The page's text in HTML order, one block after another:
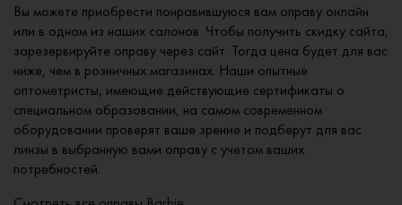
Вы можете приобрести понравившуюся вам оправу онлайн
или в одном из наших салонов. Чтобы получить скидку сайта,
зарезервируйте оправу через сайт. Тогда цена будет для вас
ниже, чем в розничных магазинах. Наши опытные
оптометристы, имеющие действующие сертификаты о
специальном образовании, на самом современном
оборудовании проверят ваше зрение и подберут для вас
линзы в выбранную вами оправу с учетом ваших
потребностей.